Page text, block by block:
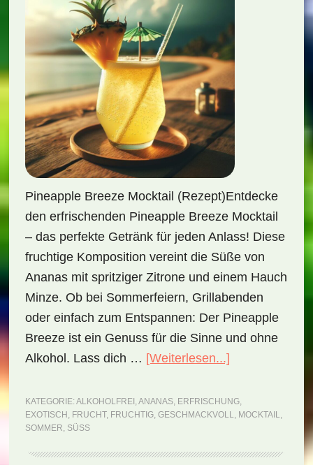
Pineapple Breeze Mocktail (Rezept)Entdecke
den erfrischenden Pineapple Breeze Mocktail
– das perfekte Getränk für jeden Anlass! Diese
fruchtige Komposition vereint die Süße von
Ananas mit spritziger Zitrone und einem Hauch
Minze. Ob bei Sommerfeiern, Grillabenden
oder einfach zum Entspannen: Der Pineapple
Breeze ist ein Genuss für die Sinne und ohne
Alkohol. Lass dich … [Weiterlesen...]ÜberPineapple
Mocktail
(Rezept)
KATEGORIE: ALKOHOLFREI ,ANANAS, ERFRISCHUNG,
EXOTISCH , FRUCHT, FRUCHTIG, GESCHMACKVOLL, MOCKTAIL,
SOMMER, SÜSS